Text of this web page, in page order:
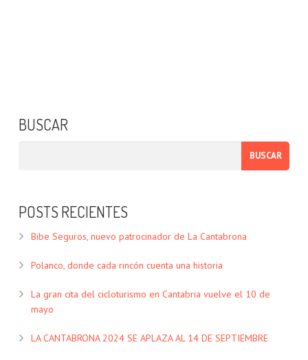
BUSCAR
POSTS RECIENTES
Bibe Seguros, nuevo patrocinador de La Cantabrona
Polanco, donde cada rincón cuenta una historia
La gran cita del cicloturismo en Cantabria vuelve el 10 de
mayo
LA CANTABRONA 2024 SE APLAZA AL 14 DE SEPTIEMBRE